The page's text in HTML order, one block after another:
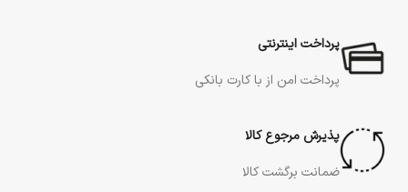
پرداخت اینترنتی
پرداخت امن از با کارت بانکی
پذیرش مرجوع کالا
ضمانت برگشت کالا